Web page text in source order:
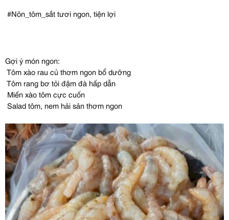
#Nõn_tôm_sắt tươi ngon, tiện lợi
Gợi ý món ngon:
Tôm xào rau củ thơm ngon bổ dưỡng
Tôm rang bơ tỏi đậm đà hấp dẫn
Miến xào tôm cực cuốn
Salad tôm, nem hải sản thơm ngon